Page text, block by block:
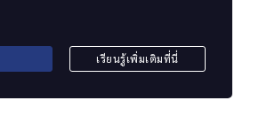
เรียนรู้เพิ่มเติมที่นี่